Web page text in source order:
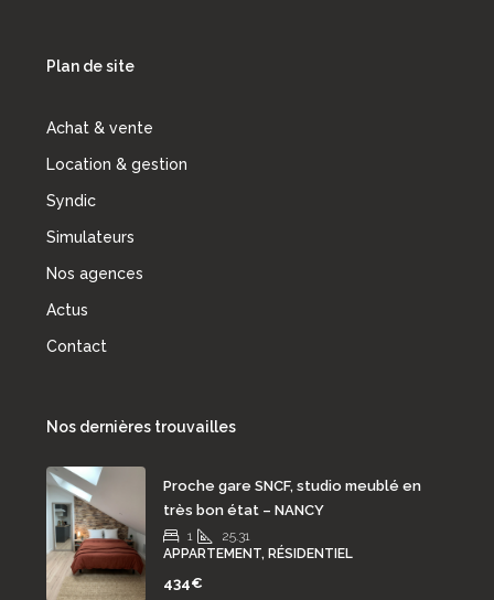
Plan de site
Achat & vente
Location & gestion
Syndic
Simulateurs
Nos agences
Actus
Contact
Nos dernières trouvailles
Proche gare SNCF, studio meublé en
très bon état – NANCY
1
25.31
APPARTEMENT, RÉSIDENTIEL
434€